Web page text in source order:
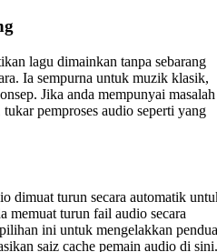
lagu dimainkan tanpa sebarang
Ia sempurna untuk muzik klasik,
Jika anda mempunyai masalah
pemproses audio seperti yang
dimuat turun secara automatik
memuat turun fail audio secara
ini untuk mengelakkan
saiz cache pemain audio di sini.